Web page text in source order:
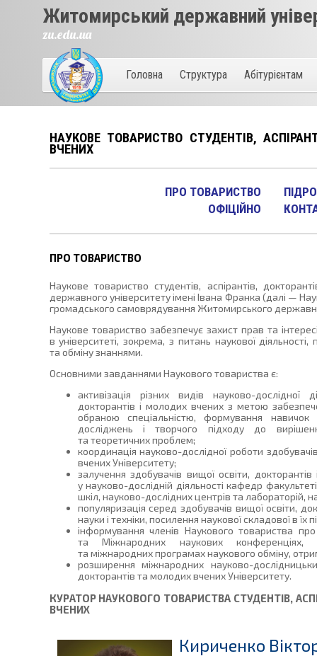
Житомирський державний
zu.edu.ua
Головна Структура Абітурієнтам
НАУКОВЕ ТОВАРИСТВО СТУДЕНТІВ,
ВЧЕНИХ
ПРО ТОВАРИСТВО
ОФІЦІЙНО
ПРО ТОВАРИСТВО
Наукове товариство студентів, аспірантів,
державного університету імені Івана Франка (далі —
громадського самоврядування Житомирського
Наукове товариство забезпечує захист прав та
в університеті, зокрема, з питань наукової
та обміну знаннями.
Основними завданнями Наукового товариства є:
активізація різних видів науково-дослідної
докторантів і молодих вчених з метою
обраною спеціальністю, формування навичок
досліджень і творчого підходу до
та теоретичних проблем;
координація науково-дослідної роботи
вчених Університету;
залучення здобувачів вищої освіти,
у науково-дослідній діяльності кафедр
шкіл, науково-дослідних центрів та лабораторій,
популяризація серед здобувачів вищої освіти,
науки і техніки, посилення наукової складової в їх
інформування членів Наукового товариства
та Міжнародних наукових конференціях,
та міжнародних програмах наукового обміну,
розширення міжнародних науково-
докторантів та молодих вчених Університету.
КУРАТОР НАУКОВОГО ТОВАРИСТВА СТУДЕНТІВ,
ВЧЕНИХ
Кириченко